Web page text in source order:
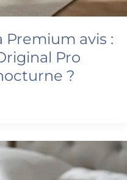
avis :
Pro
?